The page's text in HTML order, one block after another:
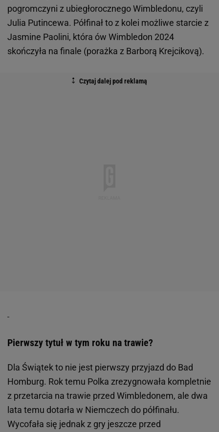
pogromczyni z ubiegłorocznego Wimbledonu, czyli
Julia Putincewa. Półfinał to z kolei możliwe starcie z
Jasmine Paolini, która ów Wimbledon 2024
skończyła na finale (porażka z Barborą Krejcikovą).
Pierwszy tytuł w tym roku na trawie?
Dla Świątek to nie jest pierwszy przyjazd do Bad
Homburg. Rok temu Polka zrezygnowała kompletnie
z przetarcia na trawie przed Wimbledonem, ale dwa
lata temu dotarła w Niemczech do półfinału.
Wycofała się jednak z gry jeszcze przed